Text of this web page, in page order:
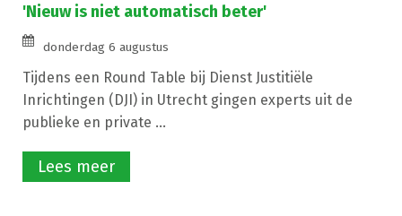
'Nieuw is niet automatisch beter'
donderdag 6 augustus
Tijdens een Round Table bij Dienst Justitiële
Inrichtingen (DJI) in Utrecht gingen experts uit de
publieke en private ...
Lees meer